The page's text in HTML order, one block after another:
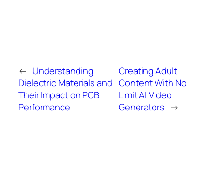
← Understanding
Dielectric Materials and
Their Impact on PCB
Performance
Creating Adult
Content With No
Limit AI Video
Generators →